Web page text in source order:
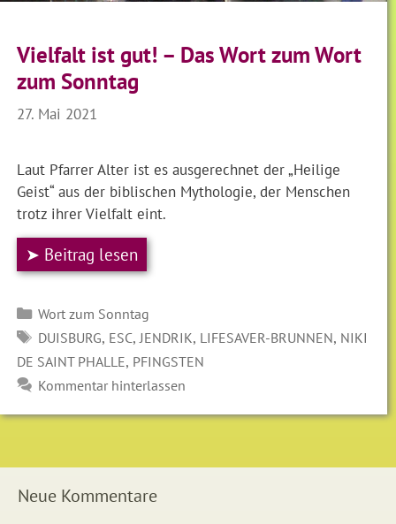
Vielfalt ist gut! – Das Wort zum Wort
zum Sonntag
27. Mai 2021
Laut Pfarrer Alter ist es ausgerechnet der „Heilige
Geist“ aus der biblischen Mythologie, der Menschen
trotz ihrer Vielfalt eint.
➤ Beitrag lesen
Kategorien
Wort zum Sonntag
SCHLAGWÖRTER
DUISBURG, ESC,JENDRIK, LIFESAVER-BRUNNEN, NIKI
DE SAINT PHALLE, PFINGSTEN
Kommentar hinterlassen
Neue Kommentare